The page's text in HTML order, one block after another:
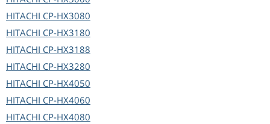
HITACHI CP-HX3080
HITACHI CP-HX3180
HITACHI CP-HX3188
HITACHI CP-HX3280
HITACHI CP-HX4050
HITACHI CP-HX4060
HITACHI CP-HX4080